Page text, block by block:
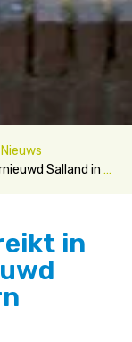
Nieuws
in Apeldoorn
in